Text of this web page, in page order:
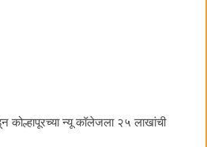
कोल्हापूरच्या न्यू कॉलेजला २५ लाखांची